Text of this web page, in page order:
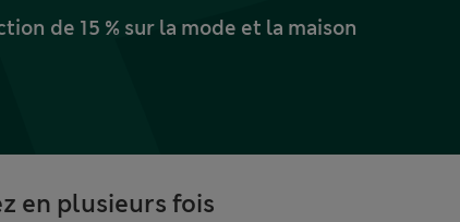
de 15 % sur la mode et la maison
en plusieurs fois